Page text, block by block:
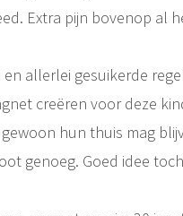
Extra pijn bovenop al
allerlei gesuikerde
creëren voor deze
hun thuis mag
genoeg. Goed idee